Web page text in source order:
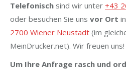
Telefonisch sind wir unter +43
oder besuchen Sie uns vor Ort
2700 Wiener Neustadt (im
MeinDrucker.net). Wir freuen uns!
Um Ihre Anfrage rasch und